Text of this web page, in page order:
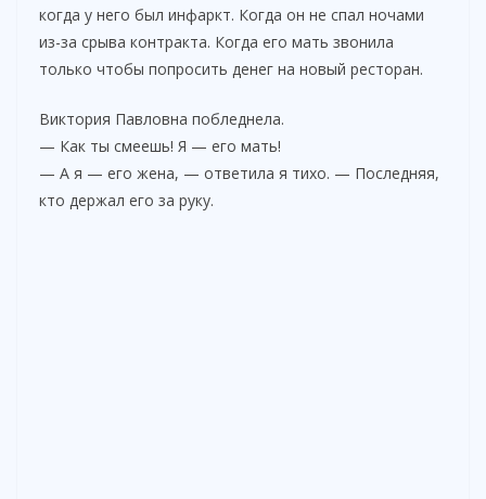
когда у него был инфаркт. Когда он не спал ночами
из-за срыва контракта. Когда его мать звонила
только чтобы попросить денег на новый ресторан.
Виктория Павловна побледнела.
— Как ты смеешь! Я — его мать!
— А я — его жена, — ответила я тихо. — Последняя,
кто держал его за руку.